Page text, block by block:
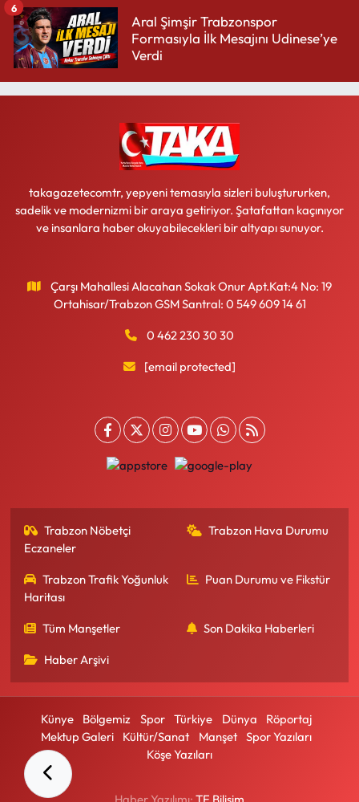
Aral Şimşir Trabzonspor
Formasıyla İlk Mesajını Udinese’ye
Verdi
6
takagazetecomtr, yepyeni temasıyla sizleri buluştururken,
sadelik ve modernizmi bir araya getiriyor. Şatafattan kaçınıyor
ve insanlara haber okuyabilecekleri bir altyapı sunuyor.
Çarşı Mahallesi Alacahan Sokak Onur Apt.Kat:4 No: 19
Ortahisar/Trabzon GSM Santral: 0 549 609 14 61
0 462 230 30 30
[email protected]
Trabzon Nöbetçi
Eczaneler
Trabzon Hava Durumu
Trabzon Trafik Yoğunluk
Haritası
Puan Durumu ve Fikstür
Tüm Manşetler Son Dakika Haberleri
Haber Arşivi
Künye Bölgemiz Spor Türkiye Dünya
Röportaj
Mektup Galeri
Kültür/Sanat Manşet
Spor Yazıları
Köşe Yazıları